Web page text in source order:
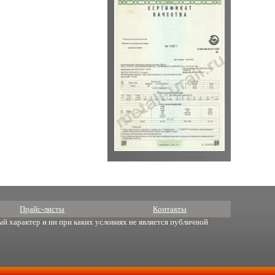
Прайс-листы Контакты
характер и ни при каких условиях не является публичной